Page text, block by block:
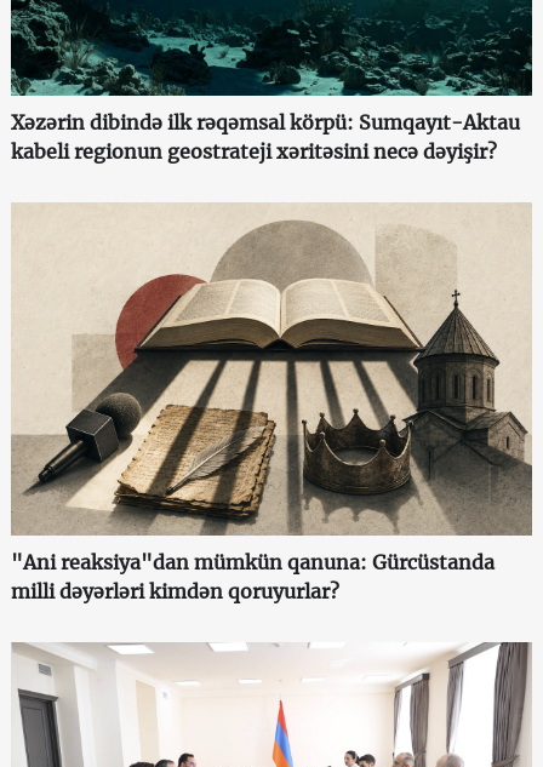
Xəzərin dibində ilk rəqəmsal körpü: Sumqayıt-Aktau
kabeli regionun geostrateji xəritəsini necə dəyişir?
"Ani reaksiya"dan mümkün qanuna: Gürcüstanda
milli dəyərləri kimdən qoruyurlar?